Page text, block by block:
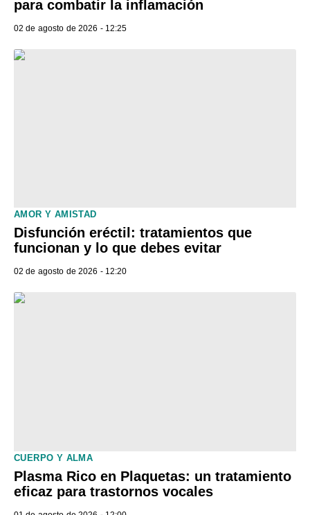
para combatir la inflamación
02 de agosto de 2026 - 12:25
AMOR Y AMISTAD
Disfunción eréctil: tratamientos que
funcionan y lo que debes evitar
02 de agosto de 2026 - 12:20
CUERPO Y ALMA
Plasma Rico en Plaquetas: un tratamiento
eficaz para trastornos vocales